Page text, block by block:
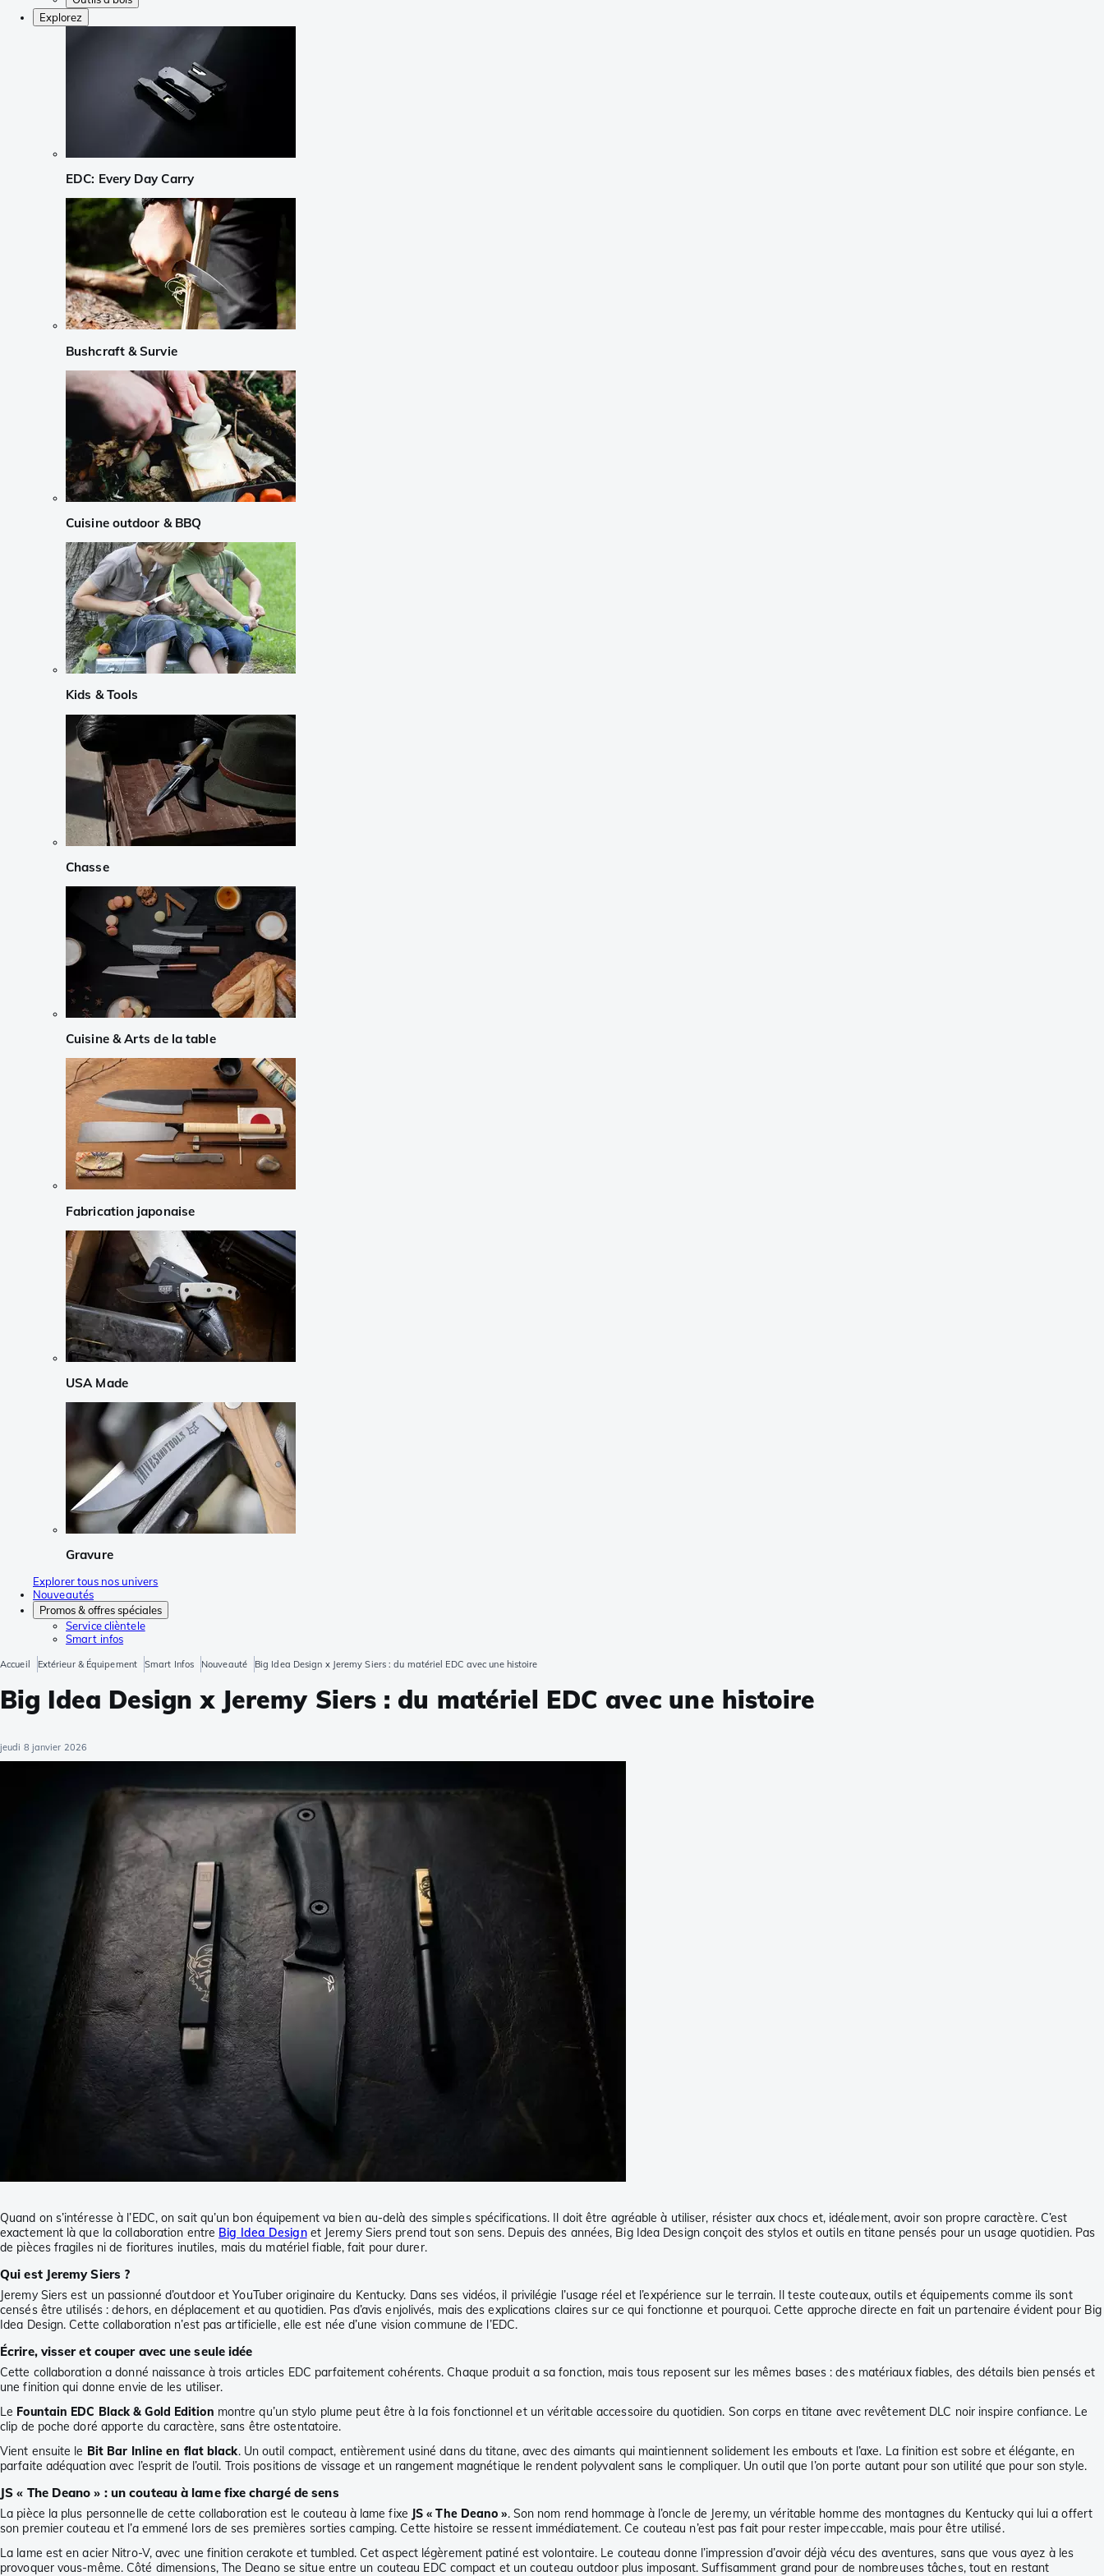
Explorez
EDC: Every Day Carry
Bushcraft & Survie
Cuisine outdoor & BBQ
Kids & Tools
Chasse
Cuisine & Arts de la table
Fabrication japonaise
USA Made
Gravure
Explorer tous nos univers
Nouveautés
Promos & offres spéciales
Service clièntele
Smart infos
Accueil Extérieur & Équipement Smart Infos Nouveauté Big Idea Design x Jeremy Siers : du matériel EDC avec une histoire
Big Idea Design x Jeremy Siers : du matériel EDC avec une histoire
jeudi 8 janvier 2026
Quand on s’intéresse à l’EDC, on sait qu’un bon équipement va bien au-delà des simples spécifications. Il doit être agréable à utiliser, résister aux chocs et, idéalement, avoir son propre caractère. C’est
exactement là que la collaboration entre Big Idea Designet Jeremy Siers prend tout son sens. Depuis des années, Big Idea Design conçoit des stylos et outils en titane pensés pour un usage quotidien. Pas
de pièces fragiles ni de fioritures inutiles, mais du matériel fiable, fait pour durer.
Qui est Jeremy Siers ?
Jeremy Siers est un passionné d’outdoor et YouTuber originaire du Kentucky. Dans ses vidéos, il privilégie l’usage réel et l’expérience sur le terrain. Il teste couteaux, outils et équipements comme ils sont
censés être utilisés : dehors, en déplacement et au quotidien. Pas d’avis enjolivés, mais des explications claires sur ce qui fonctionne et pourquoi. Cette approche directe en fait un partenaire évident pour Big
Idea Design. Cette collaboration n’est pas artificielle, elle est née d’une vision commune de l’EDC.
Écrire, visser et couper avec une seule idée
Cette collaboration a donné naissance à trois articles EDC parfaitement cohérents. Chaque produit a sa fonction, mais tous reposent sur les mêmes bases : des matériaux fiables, des détails bien pensés et
une finition qui donne envie de les utiliser.
Le Fountain EDC Black & Gold Edition montre qu’un stylo plume peut être à la fois fonctionnel et un véritable accessoire du quotidien. Son corps en titane avec revêtement DLC noir inspire confiance. Le
clip de poche doré apporte du caractère, sans être ostentatoire.
Vient ensuite le Bit Bar Inline en flat black. Un outil compact, entièrement usiné dans du titane, avec des aimants qui maintiennent solidement les embouts et l’axe. La finition est sobre et élégante, en
parfaite adéquation avec l’esprit de l’outil. Trois positions de vissage et un rangement magnétique le rendent polyvalent sans le compliquer. Un outil que l’on porte autant pour son utilité que pour son style.
JS « The Deano » : un couteau à lame fixe chargé de sens
La pièce la plus personnelle de cette collaboration est le couteau à lame fixe JS « The Deano ». Son nom rend hommage à l’oncle de Jeremy, un véritable homme des montagnes du Kentucky qui lui a offert
son premier couteau et l’a emmené lors de ses premières sorties camping. Cette histoire se ressent immédiatement. Ce couteau n’est pas fait pour rester impeccable, mais pour être utilisé.
La lame est en acier Nitro-V, avec une finition cerakote et tumbled. Cet aspect légèrement patiné est volontaire. Le couteau donne l’impression d’avoir déjà vécu des aventures, sans que vous ayez à les
provoquer vous-même. Côté dimensions, The Deano se situe entre un couteau EDC compact et un couteau outdoor plus imposant. Suffisamment grand pour de nombreuses tâches, tout en restant